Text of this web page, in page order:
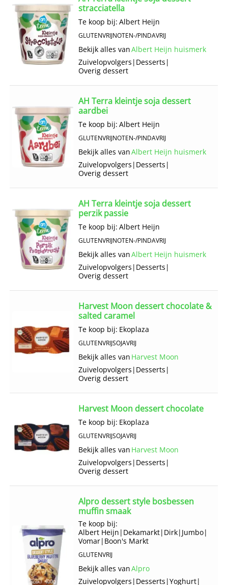
stracciatella
Te koop bij: Albert Heijn
GLUTENVRIJNOTEN-/PINDAVRIJ
Bekijk alles vanAlbert Heijn huismerk
Zuivelopvolgers | Desserts |
Overig dessert
AH Terra kleintje soja dessert
aardbei
Te koop bij: Albert Heijn
GLUTENVRIJNOTEN-/PINDAVRIJ
Bekijk alles vanAlbert Heijn huismerk
Zuivelopvolgers | Desserts |
Overig dessert
AH Terra kleintje soja dessert
perzik passie
Te koop bij: Albert Heijn
GLUTENVRIJNOTEN-/PINDAVRIJ
Bekijk alles vanAlbert Heijn huismerk
Zuivelopvolgers | Desserts |
Overig dessert
Harvest Moon dessert chocolate &
salted caramel
Te koop bij: Ekoplaza
GLUTENVRIJSOJAVRIJ
Bekijk alles van Harvest Moon
Zuivelopvolgers | Desserts |
Overig dessert
Harvest Moon dessert chocolate
Te koop bij: Ekoplaza
GLUTENVRIJSOJAVRIJ
Bekijk alles van Harvest Moon
Zuivelopvolgers | Desserts |
Overig dessert
Alpro dessert style bosbessen
muffin smaak
Te koop bij:
Albert Heijn | Dekamarkt| Dirk| Jumbo|
Vomar| Boon's Markt
GLUTENVRIJ
Bekijk alles vanAlpro
Zuivelopvolgers | Desserts |Yoghurt|